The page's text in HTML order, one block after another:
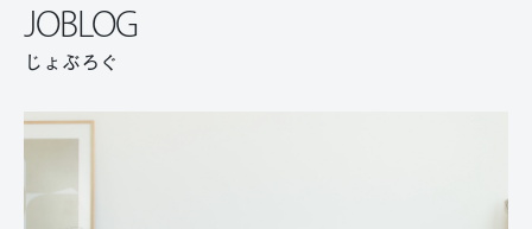
JOBLOG
じょぶろぐ